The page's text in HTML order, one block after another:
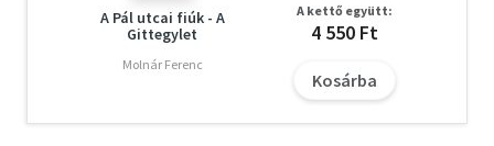
A Pál utcai fiúk - A
Gittegylet
Molnár Ferenc
A kettő együtt:
4 550 Ft
Kosárba